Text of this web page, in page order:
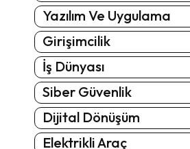
Yazılım Ve Uygulama
Girişimcilik
İş Dünyası
Siber Güvenlik
Dijital Dönüşüm
Elektrikli Araç